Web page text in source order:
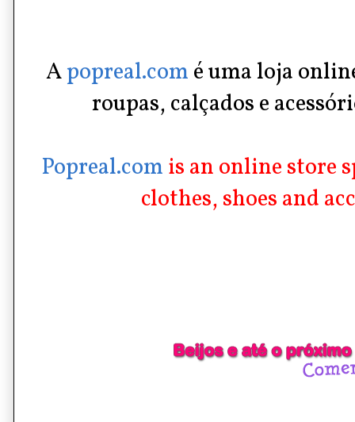
Apopreal.comé uma loja
roupas, calçados e
Popreal.comis an online store
clothes, shoes and